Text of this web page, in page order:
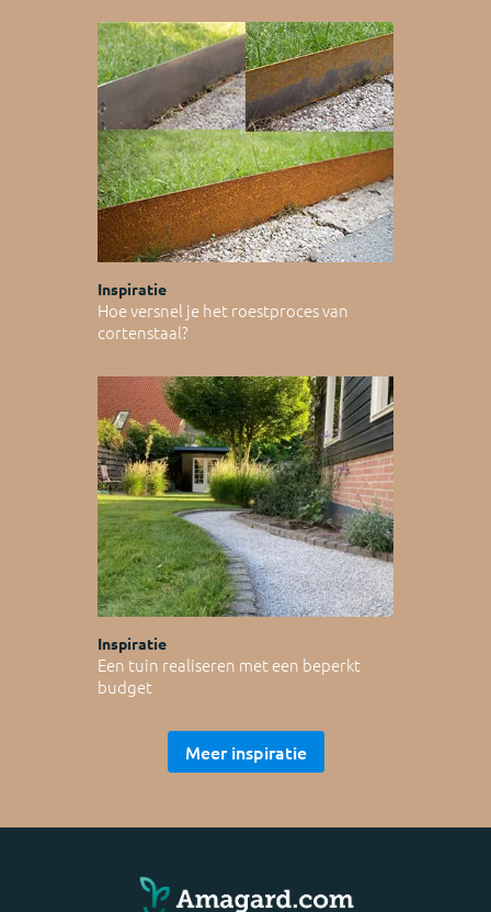
Inspiratie
Hoe versnel je het roestproces van
cortenstaal?
Inspiratie
Een tuin realiseren met een beperkt
budget
Meer inspiratie